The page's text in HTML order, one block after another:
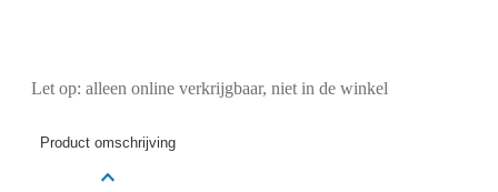
Let op: alleen online verkrijgbaar, niet in de winkel
Product omschrijving